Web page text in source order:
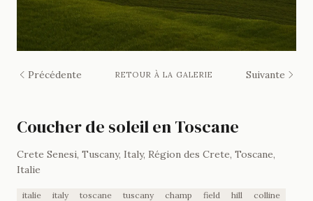
Précédente RETOUR À LA GALERIE Suivante
Coucher de soleil en Toscane
Crete Senesi, Tuscany, Italy, Région des Crete, Toscane,
Italie
italie italy toscane tuscany champ field hill
colline